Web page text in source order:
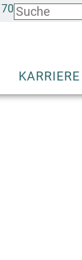
KARRIERE